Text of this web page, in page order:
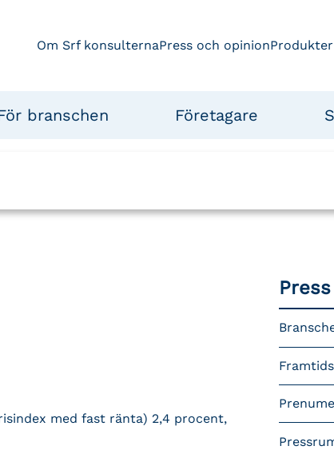
Om Srf konsulternaPress och opinionProdukter
branschen Företagare
med fast ränta) 2,4 procent,